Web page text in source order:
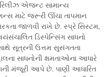
એજન્ટ સામાન્ય
માટે જરૂરી ઊંચા તાપમાન
જાળવી રાખે છે. સ્પ્રે સિસ્ટમ,
ડિસ્પેન્સિંગ સાધનો
સૂત્રની ઉત્તમ સુસંગતતા
સાધનોની ક્ષમતાઓના આધારે
મંજૂરી આપે છે. પાણી આધારિત